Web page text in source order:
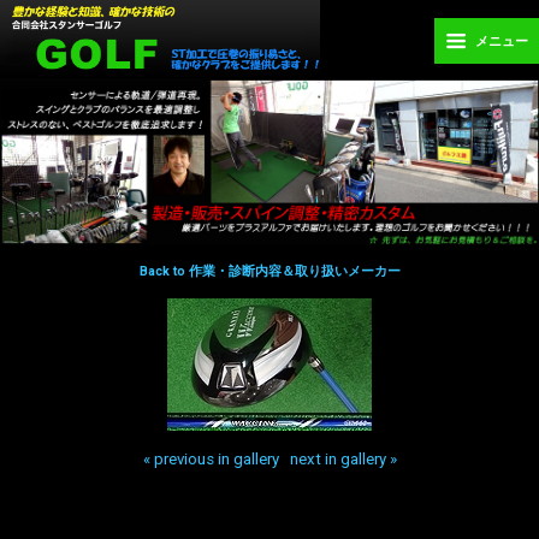
メニュー
Back to 作業・診断内容＆取り扱いメーカー
« previous in gallery next in gallery »